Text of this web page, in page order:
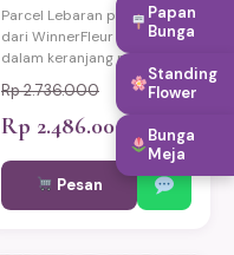
Parcel Lebaran premium
dari WinnerFleur dikemas
dalam keranjang rotan
eksklusif berisi produk-
produk pilihan berkualitas.
Cocok untuk hadiah Idul
Fitri keluarga, relasi kantor,
dan mitra bisnis. Bisa
custom sesuai kebutuhan.
Pengiriman same-day ke
Rp 2.736.000
Rp 2.486.000
Pesan
Papan
Bunga
Standing
Flower
Bunga
Meja